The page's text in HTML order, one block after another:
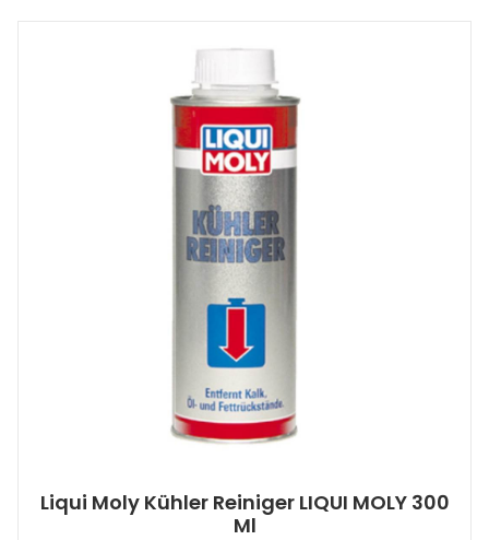
Liqui Moly Kühler Reiniger LIQUI MOLY 300
Ml